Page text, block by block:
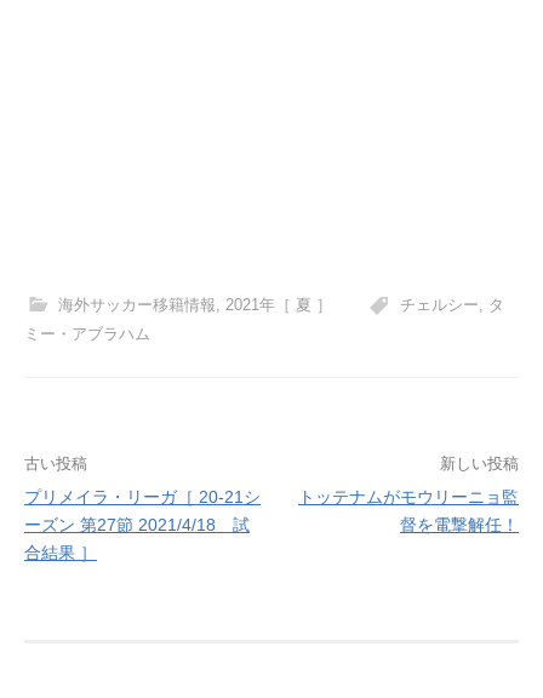
海外サッカー移籍情報, 2021年［ 夏 ］ チェルシー, タ
ミー・アブラハム
投
稿
ナ
古い投稿
プリメイラ・リーガ［ 20-21シ
ーズン 第27節 2021/4/18 試
合結果 ］
新しい投稿
トッテナムがモウリーニョ監
督を電撃解任！